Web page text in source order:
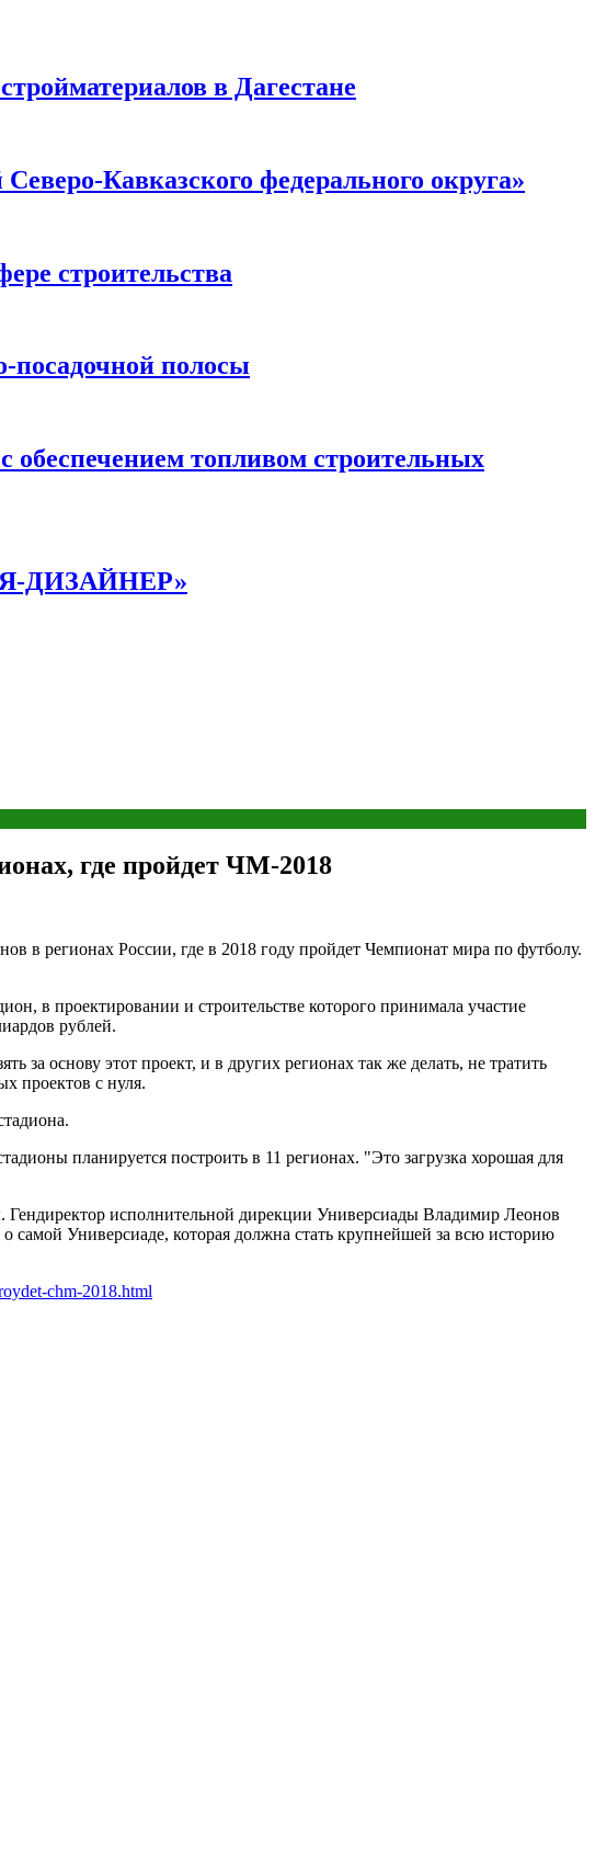
в Дагестане
Кавказского федерального округа»
строительства
посадочной полосы
топливом строительных
ДИЗАЙНЕР»
где пройдет ЧМ-2018
в регионах России, где в 2018 году пройдет Чемпионат мира по футболу.
в проектировании и строительстве которого принимала участие
рублей.
за основу этот проект, и в других регионах так же делать, не тратить
проектов с нуля.
планируется построить в 11 регионах. "Это загрузка хорошая для
Гендиректор исполнительной дирекции Универсиады Владимир Леонов
о самой Универсиаде, которая должна стать крупнейшей за всю историю
chm-2018.html